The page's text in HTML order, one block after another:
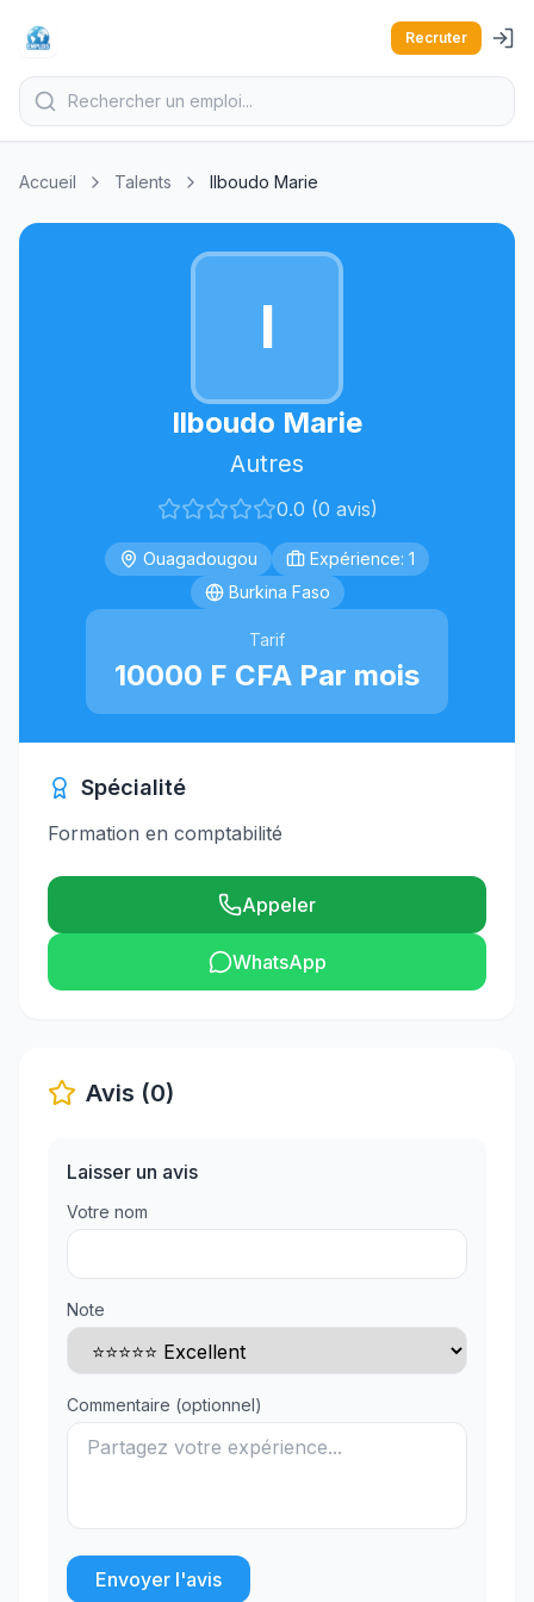
Recruter
Accueil Talents Ilboudo Marie
I
Ilboudo Marie
Autres
0.0 (0 avis)
Ouagadougou
Expérience: 1
Burkina Faso
Tarif
10000 F CFA Par mois
Spécialité
Formation en comptabilité
Appeler
WhatsApp
Avis (0)
Laisser un avis
Votre nom
Note
Commentaire (optionnel)
Envoyer l'avis